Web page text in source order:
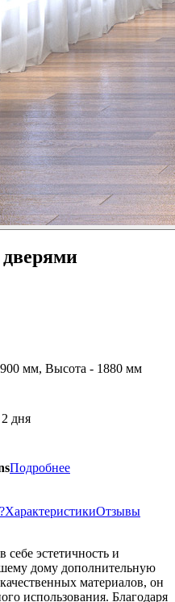
мм, Высота - 1880 мм
2 дня
Подробнее
ХарактеристикиОтзывы
эстетичность и
дому дополнительную
материалов, он
использования. Благодаря